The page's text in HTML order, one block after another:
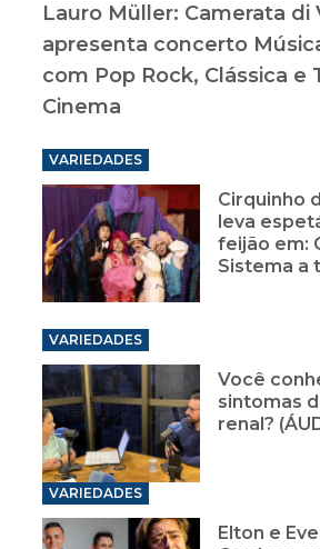
Lauro Müller: Camerata di
apresenta concerto
com Pop Rock, Clássica e
Cinema
VARIEDADES
Cirquinho
leva
feijão em:
Sistema a
VARIEDADES
Você
sintomas
renal?
VARIEDADES
Elton e